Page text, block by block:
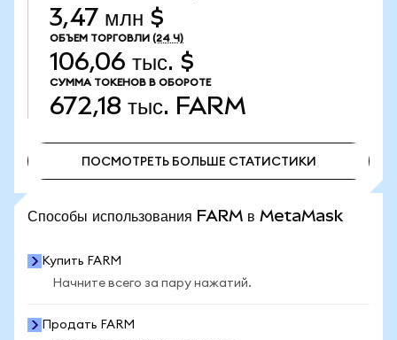
3,47 млн $
ОБЪЕМ ТОРГОВЛИ (24 Ч)
106,06 тыс. $
СУММА ТОКЕНОВ В ОБОРОТЕ
672,18 тыс. FARM
ПОСМОТРЕТЬ БОЛЬШЕ СТАТИСТИКИ
Способы использования FARM в MetaMask
Купить FARM
Начните всего за пару нажатий.
Продать FARM